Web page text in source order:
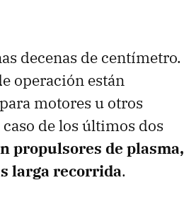
decenas de centímetro.
operación están
motores u otros
de los últimos dos
propulsores de plasma,
larga recorrida.